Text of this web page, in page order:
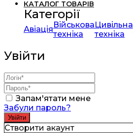
КАТАЛОГ ТОВАРІВ
Категорії
АвіаціяВійськова
техніка
Цивільна
техніка
Увійти
Запам'ятати мене
Забули пароль?
Створити акаунт